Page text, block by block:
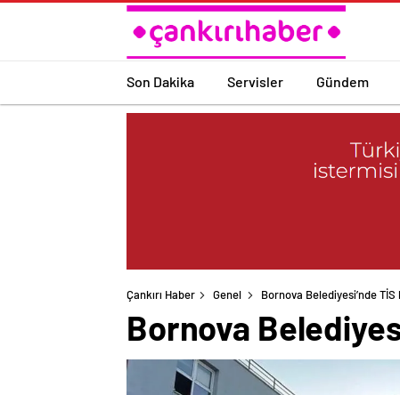
Son Dakika Servisler Gündem
Çankırı Haber Genel Bornova Belediyesi’nde
Bornova